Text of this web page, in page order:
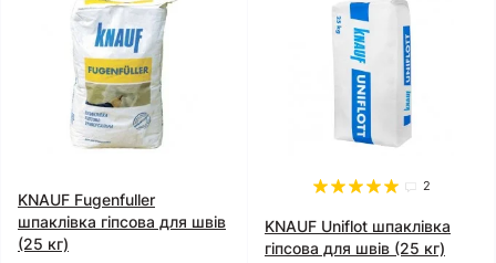
KNAUF Fugenfuller
шпаклівка гіпсова для швів
(25 кг)
2
KNAUF Uniflot шпаклівка
гіпсова для швів (25 кг)